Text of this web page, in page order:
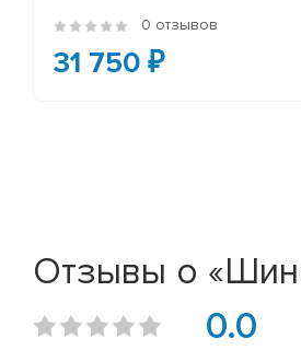
0 отзывов
31 750 ₽
Отзывы о
0.0